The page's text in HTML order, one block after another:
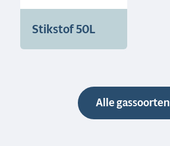
Stikstof 50L
Alle gassoorten